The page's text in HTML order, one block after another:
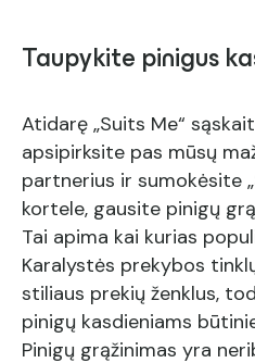
Taupykite pinigus
Atidarę „Suits Me“
apsipirksite pas mūsų
partnerius ir sumokėsite
kortele, gausite pinigų
Tai apima kai kurias
Karalystės prekybos
stiliaus prekių ženklus,
pinigų kasdieniams
Pinigų grąžinimas yra